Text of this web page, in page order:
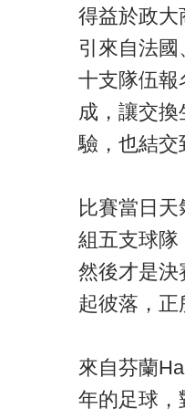
得益於政大
引來自法
十支隊伍報
成，讓交
驗，也結交
比賽當日
組五支球隊
然後才是決
起彼落，正
來自芬蘭
年的足球，